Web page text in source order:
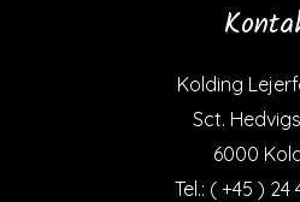
Kolding
Sct.
6000
Tel.: ( +45 ) 24